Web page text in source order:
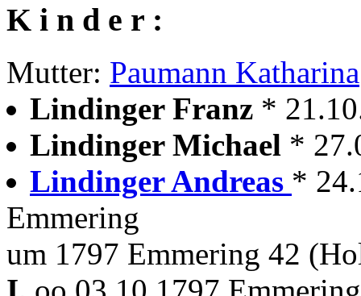
K i n d e r :
Mutter: Paumann Katharina
Lindinger Franz *
Lindinger Michael *
Lindinger Andreas *
Emmering
um 1797 Emmering 42